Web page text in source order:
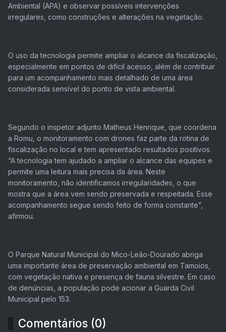
Ambiental (APA) e observar possíveis intervenções
irregulares, como construções e alterações na vegetação.
O uso da tecnologia permite ampliar o alcance da fiscalização,
especialmente em pontos de difícil acesso, além de contribuir
para um acompanhamento mais detalhado de uma área
considerada sensível do ponto de vista ambiental.
Segundo o inspetor adjunto Matheus Henrique, que coordena
a Romu, o monitoramento com drones faz parte da rotina de
fiscalização no local e tem apresentado resultados positivos.
“A tecnologia tem ajudado a ampliar o alcance das equipes e
permite uma leitura mais precisa da área. Neste
monitoramento, não identificamos irregularidades, o que
mostra que a área vem sendo preservada e respeitada. Esse
acompanhamento segue sendo feito de forma constante”,
afirmou.
O Parque Natural Municipal do Mico-Leão-Dourado abriga
uma importante área de preservação ambiental em Tamoios,
com vegetação nativa e presença de fauna silvestre. Em caso
de denúncias, a população pode acionar a Guarda Civil
Municipal pelo 153.
Comentários (0)